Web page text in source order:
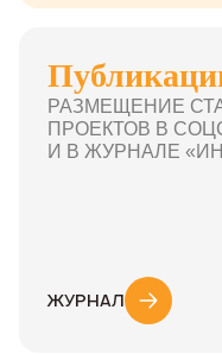
РАЗМЕЩЕНИЕ
ПРОЕКТОВ В
И В ЖУРНАЛЕ
ЖУРНАЛ